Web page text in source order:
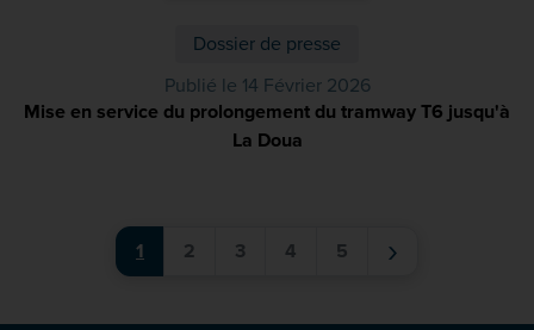
Dossier de presse
Publié le 14 Février 2026
Mise en service du prolongement du tramway T6 jusqu'à
La Doua
1 2 3 4 5 ›